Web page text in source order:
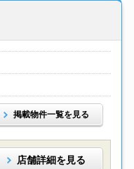
掲載物件一覧を見る
店舗詳細を見る